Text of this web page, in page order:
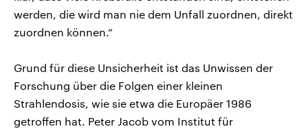
werden, die wird man nie dem Unfall zuordnen, direkt
zuordnen können.“
Grund für diese Unsicherheit ist das Unwissen der
Forschung über die Folgen einer kleinen
Strahlendosis, wie sie etwa die Europäer 1986
getroffen hat. Peter Jacob vom Institut für